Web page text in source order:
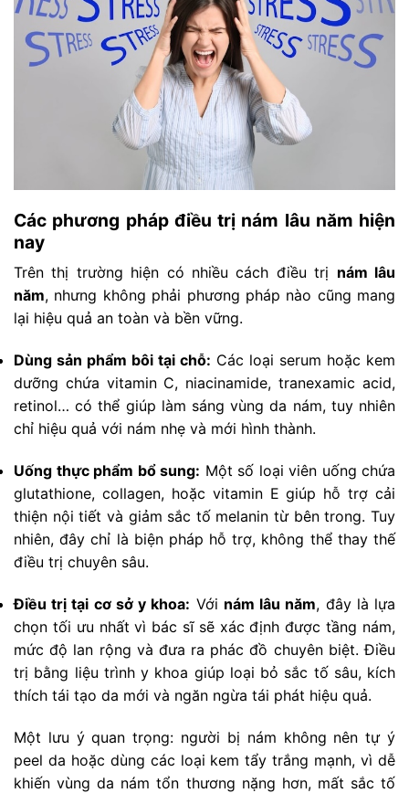
Các phương pháp điều trị nám lâu năm hiện
nay
Trên thị trường hiện có nhiều cách điều trị nám lâu
năm, nhưng không phải phương pháp nào cũng mang
lại hiệu quả an toàn và bền vững.
Dùng sản phẩm bôi tại chỗ: Các loại serum hoặc kem
dưỡng chứa vitamin C, niacinamide, tranexamic acid,
retinol… có thể giúp làm sáng vùng da nám, tuy nhiên
chỉ hiệu quả với nám nhẹ và mới hình thành.
Uống thực phẩm bổ sung: Một số loại viên uống chứa
glutathione, collagen, hoặc vitamin E giúp hỗ trợ cải
thiện nội tiết và giảm sắc tố melanin từ bên trong. Tuy
nhiên, đây chỉ là biện pháp hỗ trợ, không thể thay thế
điều trị chuyên sâu.
Điều trị tại cơ sở y khoa: Với nám lâu năm, đây là lựa
chọn tối ưu nhất vì bác sĩ sẽ xác định được tầng nám,
mức độ lan rộng và đưa ra phác đồ chuyên biệt. Điều
trị bằng liệu trình y khoa giúp loại bỏ sắc tố sâu, kích
thích tái tạo da mới và ngăn ngừa tái phát hiệu quả.
Một lưu ý quan trọng: người bị nám không nên tự ý
peel da hoặc dùng các loại kem tẩy trắng mạnh, vì dễ
khiến vùng da nám tổn thương nặng hơn, mất sắc tố